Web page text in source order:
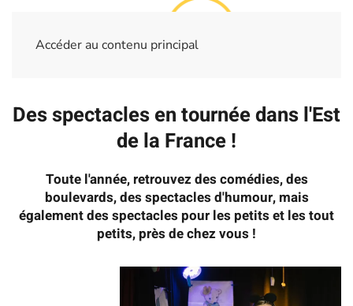
Accéder au contenu principal
Des spectacles en tournée dans l'Est
de la France !
Toute l'année, retrouvez des comédies, des
boulevards, des spectacles d'humour, mais
également des spectacles pour les petits et les tout
petits, près de chez vous !